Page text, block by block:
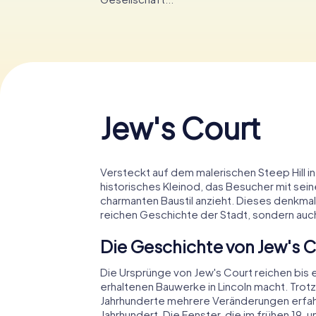
Jew's Court
Versteckt auf dem malerischen Steep Hill
historisches Kleinod, das Besucher mit
charmanten Baustil anzieht. Dieses
reichen Geschichte der Stadt, sondern
Die Geschichte von Jew's
Die Ursprünge von Jew's Court reichen bis
erhaltenen Bauwerke in Lincoln macht.
Jahrhunderte mehrere Veränderungen